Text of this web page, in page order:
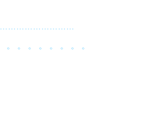
。 。 。 。 。 。 。 。